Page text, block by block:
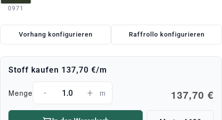
0971
Vorhang konfigurieren Raffrollo konfigurieren
Stoff kaufen 137,70 €/m
Menge - + m 137,70 €